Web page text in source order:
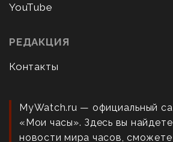
YouTube
РЕДАКЦИЯ
Контакты
MyWatch.ru — официальный
«Мои часы». Здесь вы
новости мира часов,